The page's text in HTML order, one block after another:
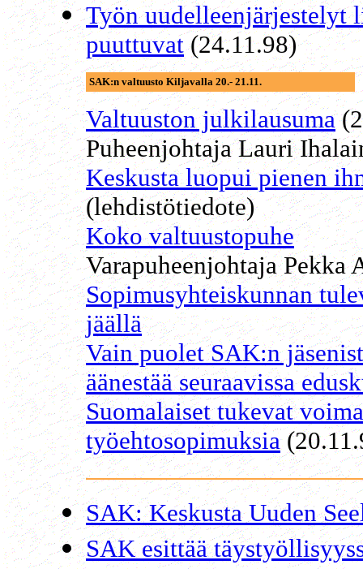
Työn uudelleenjärjestelyt
puuttuvat (24.11.98)
SAK:n valtuusto Kiljavalla 20.- 21.11.
Valtuuston julkilausuma
Puheenjohtaja Lauri
Keskusta luopui pienen
(lehdistötiedote)
Koko valtuustopuhe
Varapuheenjohtaja Pekka
Sopimusyhteiskunnan
jäällä
Vain puolet SAK:n
äänestää seuraavissa
Suomalaiset tukevat
työehtosopimuksia
SAK: Keskusta Uuden
SAK esittää